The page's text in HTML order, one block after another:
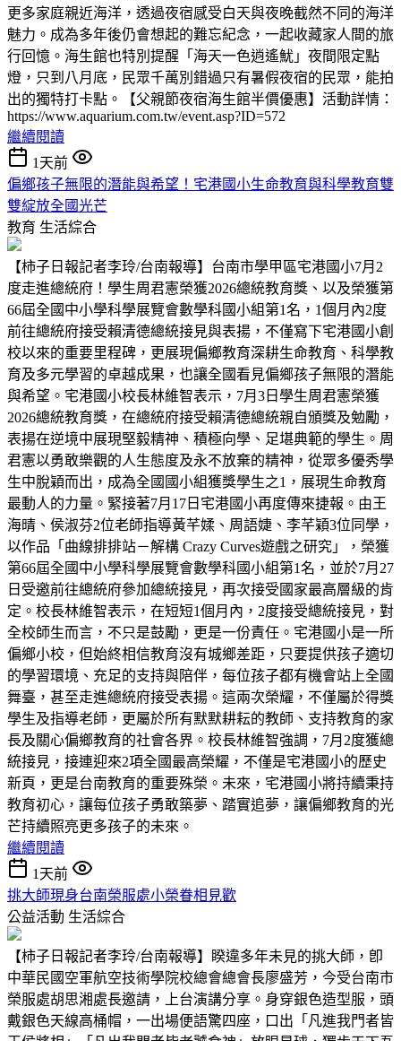
更多家庭親近海洋，透過夜宿感受白天與夜晚截然不同的海洋
魅力。成為多年後仍會想起的難忘紀念，一起收藏家人間的旅
行回憶。海生館也特別提醒「海天一色逍遙魷」夜間限定點
燈，只到八月底，民眾千萬別錯過只有暑假夜宿的民眾，能拍
出的獨特打卡點。【父親節夜宿海生館半價優惠】活動詳情：
https://www.aquarium.com.tw/event.asp?ID=572
繼續閱讀
1天前
偏鄉孩子無限的潛能與希望！宅港國小生命教育與科學教育雙
雙綻放全國光芒
教育 生活綜合
【柿子日報記者李玲/台南報導】台南市學甲區宅港國小7月2
度走進總統府！學生周君憲榮獲2026總統教育獎、以及榮獲第
66屆全國中小學科學展覽會數學科國小組第1名，1個月內2度
前往總統府接受賴清德總統接見與表揚，不僅寫下宅港國小創
校以來的重要里程碑，更展現偏鄉教育深耕生命教育、科學教
育及多元學習的卓越成果，也讓全國看見偏鄉孩子無限的潛能
與希望。宅港國小校長林維智表示，7月3日學生周君憲榮獲
2026總統教育獎，在總統府接受賴清德總統親自頒獎及勉勵，
表揚在逆境中展現堅毅精神、積極向學、足堪典範的學生。周
君憲以勇敢樂觀的人生態度及永不放棄的精神，從眾多優秀學
生中脫穎而出，成為全國國小組獲獎學生之1，展現生命教育
最動人的力量。緊接著7月17日宅港國小再度傳來捷報。由王
海晴、侯淑芬2位老師指導黃芊媃、周語婕、李芊穎3位同學，
以作品「曲線排排站－解構 Crazy Curves遊戲之研究」，榮獲
第66屆全國中小學科學展覽會數學科國小組第1名，並於7月27
日受邀前往總統府參加總統接見，再次接受國家最高層級的肯
定。校長林維智表示，在短短1個月內，2度接受總統接見，對
全校師生而言，不只是鼓勵，更是一份責任。宅港國小是一所
偏鄉小校，但始終相信教育沒有城鄉差距，只要提供孩子適切
的學習環境、充足的支持與陪伴，每位孩子都有機會站上全國
舞臺，甚至走進總統府接受表揚。這兩次榮耀，不僅屬於得獎
學生及指導老師，更屬於所有默默耕耘的教師、支持教育的家
長及關心偏鄉教育的社會各界。校長林維智強調，7月2度獲總
統接見，接連迎來2項全國最高榮耀，不僅是宅港國小的歷史
新頁，更是台南教育的重要殊榮。未來，宅港國小將持續秉持
教育初心，讓每位孩子勇敢築夢、踏實追夢，讓偏鄉教育的光
芒持續照亮更多孩子的未來。
繼續閱讀
1天前
挑大師現身台南榮服處小榮眷相見歡
公益活動 生活綜合
【柿子日報記者李玲/台南報導】睽違多年未見的挑大師，卽
中華民國空軍航空技術學院校總會總會長廖盛芳，今受台南市
榮服處胡思湘處長邀請，上台演講分享。身穿銀色造型服，頭
戴銀色天線高桶帽，一出場便語驚四座，口出「凡進我門者皆